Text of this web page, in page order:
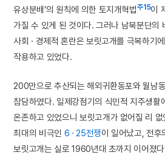
유상분배’의 원칙에 의한 토지개혁법주15이
가질 수 있게 된 것이다. 그러나 남북분단의
사회 · 경제적 혼란은 보릿고개를 극복하기
작용하고 있었다.
200만으로 추산되는 해외귀환동포와 월남
참담하였다. 일제강점기의 식민적 지주생활
온존하고 있었으니 보릿고개가 없어질 리
최대의 비극인 6 · 25전쟁이 일어났고, 전후
보릿고개는 실로 1960년대 초까지 이어졌